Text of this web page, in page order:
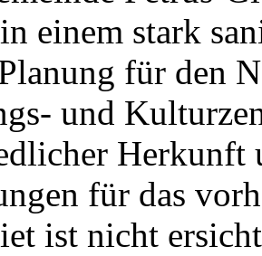
einem stark
für den
und
Herkunft
für das
ist nicht